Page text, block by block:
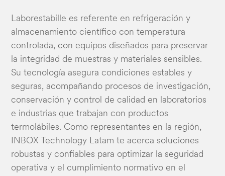
Laborestabille es referente en refrigeración y
almacenamiento científico con temperatura
controlada, con equipos diseñados para preservar
la integridad de muestras y materiales sensibles.
Su tecnología asegura condiciones estables y
seguras, acompañando procesos de investigación,
conservación y control de calidad en laboratorios
e industrias que trabajan con productos
termolábiles. Como representantes en la región,
INBOX Technology Latam te acerca soluciones
robustas y confiables para optimizar la seguridad
operativa y el cumplimiento normativo en el